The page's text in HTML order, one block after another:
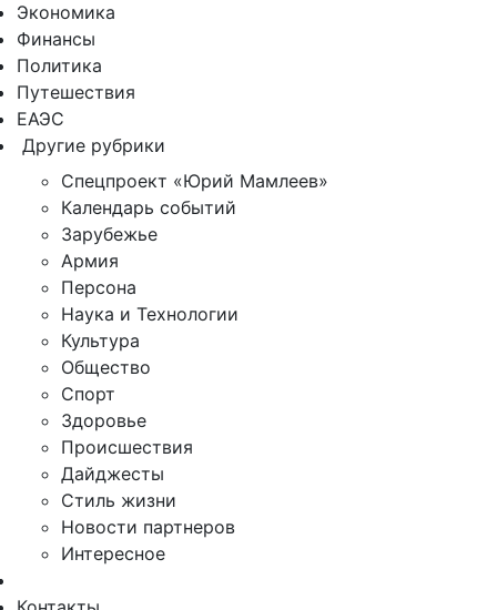
Экономика
Финансы
Политика
Путешествия
ЕАЭС
Другие рубрики
Спецпроект «Юрий Мамлеев»
Календарь событий
Зарубежье
Армия
Персона
Наука и Технологии
Культура
Общество
Спорт
Здоровье
Происшествия
Дайджесты
Стиль жизни
Новости партнеров
Интересное